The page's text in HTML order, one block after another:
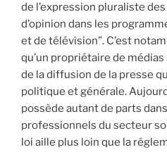
de l’expression pluraliste
d’opinion dans les
et de télévision”. C’est
qu’un propriétaire de
de la diffusion de la presse
politique et générale.
possède autant de parts
professionnels du secteur
loi aille plus loin que la